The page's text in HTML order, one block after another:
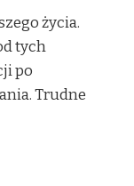
życia.
tych
po
Trudne